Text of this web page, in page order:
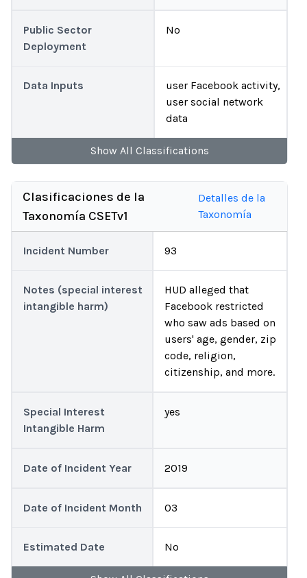
Public Sector
Deployment
No
Data Inputs
user Facebook activity,
user social network
data
Show All Classifications
Clasificaciones de la
Taxonomía CSETv1
Detalles de la
Taxonomía
Incident Number 93
Notes (special interest
intangible harm)
HUD alleged that
Facebook restricted
who saw ads based on
users' age, gender, zip
code, religion,
citizenship, and more.
Special Interest
Intangible Harm
yes
Date of Incident Year 2019
Date of Incident Month 03
Estimated Date No